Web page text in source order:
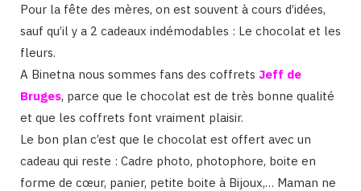
Pour la fête des mères, on est souvent à cours d’idées,
sauf qu’il y a 2 cadeaux indémodables : Le chocolat et les
fleurs.
A Binetna nous sommes fans des coffrets Jeff de
Bruges, parce que le chocolat est de très bonne qualité
et que les coffrets font vraiment plaisir.
Le bon plan c’est que le chocolat est offert avec un
cadeau qui reste : Cadre photo, photophore, boite en
forme de cœur, panier, petite boite à Bijoux,… Maman ne